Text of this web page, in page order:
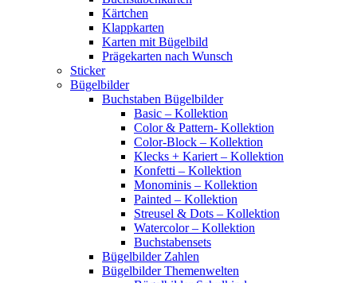
Kärtchen
Klappkarten
Karten mit Bügelbild
Prägekarten nach Wunsch
Sticker
Bügelbilder
Buchstaben Bügelbilder
Basic – Kollektion
Color & Pattern- Kollektion
Color-Block – Kollektion
Klecks + Kariert – Kollektion
Konfetti – Kollektion
Monominis – Kollektion
Painted – Kollektion
Streusel & Dots – Kollektion
Watercolor – Kollektion
Buchstabensets
Bügelbilder Zahlen
Bügelbilder Themenwelten